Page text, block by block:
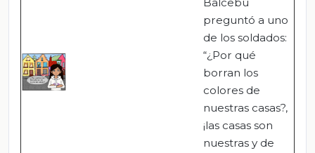
preguntó a uno
de los soldados:
“¿Por qué
borran los
colores de
nuestras casas?,
¡las casas son
nuestras y de